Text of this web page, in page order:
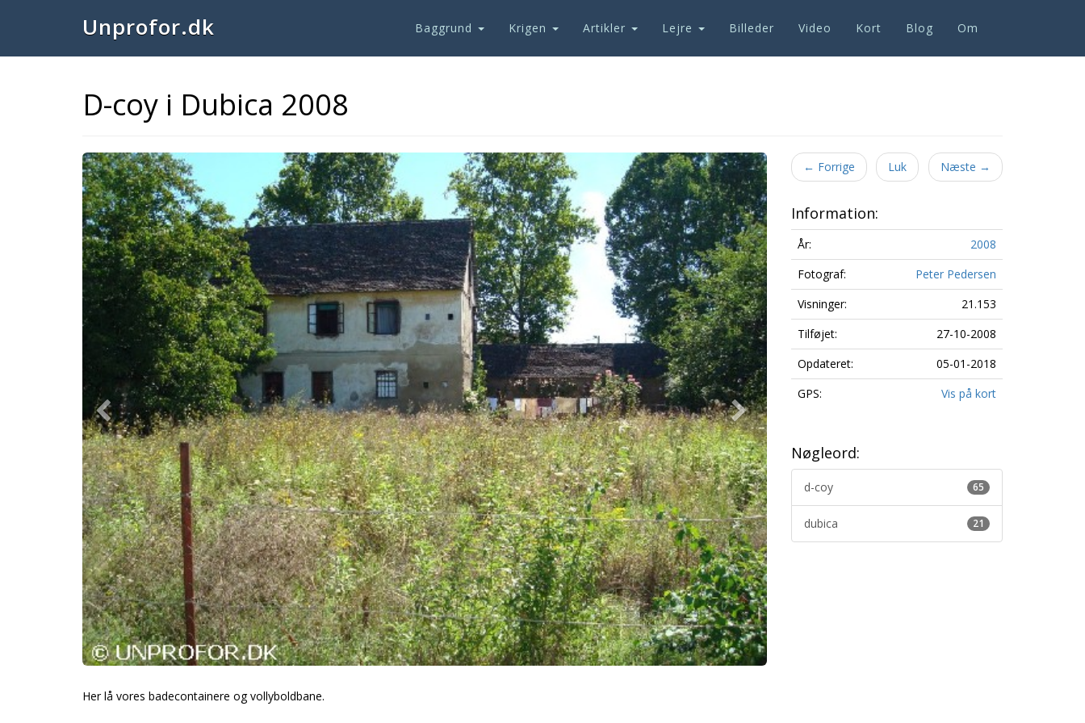
Unprofor.dk Baggrund Krigen Artikler Lejre Billeder Video Kort Blog Om
D-coy i Dubica 2008
Previous Next
Her lå vores badecontainere og vollyboldbane.
← Forrige Luk Næste →
Information:
År:
2008
Fotograf:
Peter Pedersen
Visninger:
21.153
Tilføjet:
27-10-2008
Opdateret:
05-01-2018
GPS:
Vis på kort
Nøgleord:
65
d-coy
21
dubica